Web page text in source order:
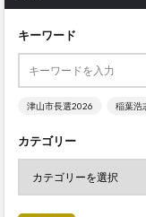
キーワード
津山市長選2026 稲葉浩
カテゴリー